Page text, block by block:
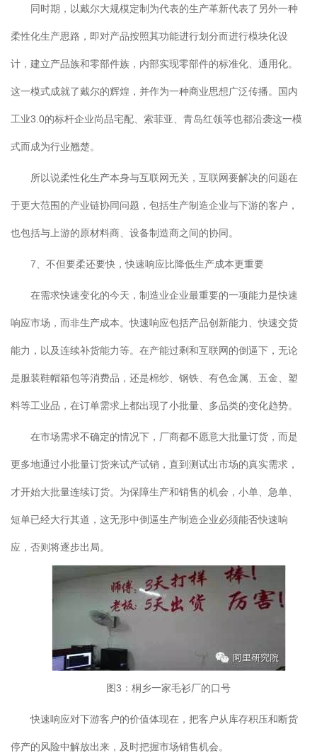
同时期，以戴尔大规模定制为代表的生产革新代表了另外一种
柔性化生产思路，即对产品按照其功能进行划分而进行模块化设
计，建立产品族和零部件族，内部实现零部件的标准化、通用化。
这一模式成就了戴尔的辉煌，并作为一种商业思想广泛传播。国内
工业3.0的标杆企业尚品宅配、索菲亚、青岛红领等也都沿袭这一模
式而成为行业翘楚。
所以说柔性化生产本身与互联网无关，互联网要解决的问题在
于更大范围的产业链协同问题，包括生产制造企业与下游的客户，
也包括与上游的原材料商、设备制造商之间的协同。
7、不但要柔还要快，快速响应比降低生产成本更重要
在需求快速变化的今天，制造业企业最重要的一项能力是快速
响应市场，而非生产成本。快速响应包括产品创新能力、快速交货
能力，以及连续补货能力等。在产能过剩和互联网的倒逼下，无论
是服装鞋帽箱包等消费品，还是棉纱、钢铁、有色金属、五金、塑
料等工业品，在订单需求上都出现了小批量、多品类的变化趋势。
在市场需求不确定的情况下，厂商都不愿意大批量订货，而是
更多地通过小批量订货来试产试销，直到测试出市场的真实需求，
才开始大批量连续订货。为保障生产和销售的机会，小单、急单、
短单已经大行其道，这无形中倒逼生产制造企业必须能否快速响
应，否则将逐步出局。
图3：桐乡一家毛衫厂的口号
快速响应对下游客户的价值体现在，把客户从库存积压和断货
停产的风险中解放出来，及时把握市场销售机会。